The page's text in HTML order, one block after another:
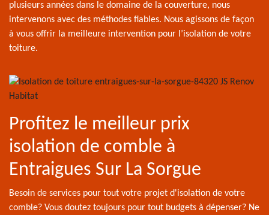
plusieurs années dans le domaine de la couverture, nous
intervenons avec des méthodes fiables. Nous agissons de façon
à vous offrir la meilleure intervention pour l’isolation de votre
toiture.
Profitez le meilleur prix
isolation de comble à
Entraigues Sur La Sorgue
Besoin de services pour tout votre projet d'isolation de votre
comble? Vous doutez toujours pour tout budgets à dépenser? Ne